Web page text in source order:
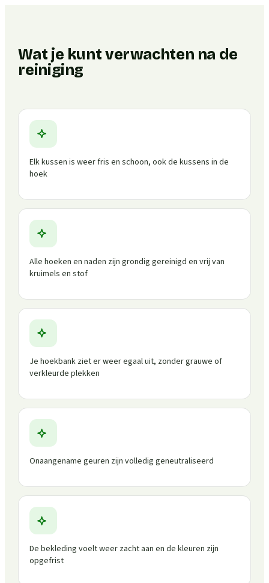
Wat je kunt verwachten na de
reiniging
Elk kussen is weer fris en schoon, ook de kussens in de
hoek
Alle hoeken en naden zijn grondig gereinigd en vrij van
kruimels en stof
Je hoekbank ziet er weer egaal uit, zonder grauwe of
verkleurde plekken
Onaangename geuren zijn volledig geneutraliseerd
De bekleding voelt weer zacht aan en de kleuren zijn
opgefrist